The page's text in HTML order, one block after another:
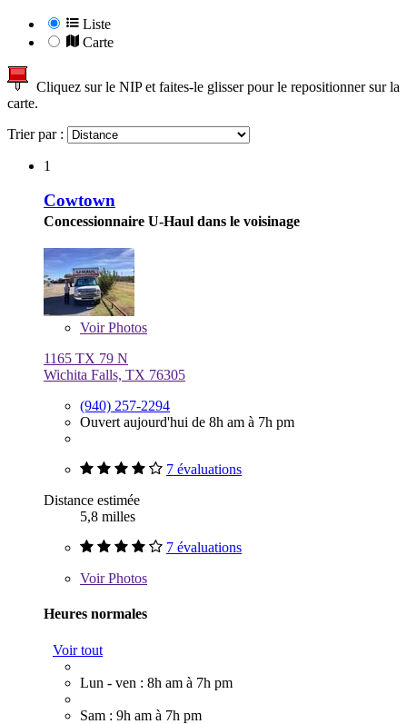
Liste
Carte
Cliquez sur le NIP et faites-le glisser pour le repositionner sur la
carte.
Trier par :
1
Cowtown
Concessionnaire U-Haul dans le voisinage
VoirPhotos
1165 TX 79 N
Wichita Falls, TX 76305
(940) 257-2294
Ouvert aujourd'hui de 8h am à 7h pm
7 évaluations
Distance estimée
5,8 milles
7 évaluations
VoirPhotos
Heures normales
Voir tout
Lun - ven : 8h am à 7h pm
Sam : 9h am à 7h pm